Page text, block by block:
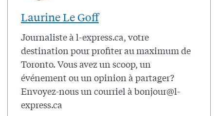
Laurine Le Goff
Journaliste à l-express.ca, votre
destination pour profiter au maximum de
Toronto. Vous avez un scoop, un
événement ou un opinion à partager?
Envoyez-nous un courriel à bonjour@l-
express.ca